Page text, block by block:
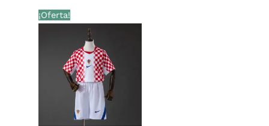
¡Oferta!
El
precio
original
€39,00.
precio
es:
€33,99.